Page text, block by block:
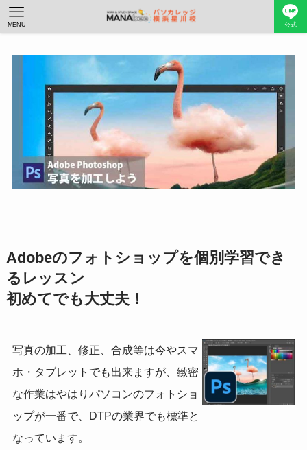
公式
MENU
Adobeのフォトショップを個別学習でき
るレッスン
初めてでも大丈夫！
写真の加工、修正、合成等は今やスマ
ホ・タブレットでも出来ますが、緻密
な作業はやはりパソコンのフォトショ
ップが一番で、DTPの業界でも標準と
なっています。